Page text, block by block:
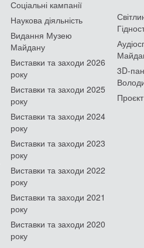
Соціальні кампанії
Наукова діяльність
Видання Музею
Майдану
Виставки та заходи 2026
року
Виставки та заходи 2025
року
Виставки та заходи 2024
року
Виставки та заходи 2023
року
Виставки та заходи 2022
року
Виставки та заходи 2021
року
Виставки та заходи 2020
року
3D-